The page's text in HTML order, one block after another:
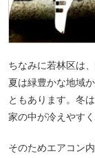
ちなみに若林区は
夏は緑豊かな地域
ともあります。冬
家の中が冷えやす
そのためエアコン